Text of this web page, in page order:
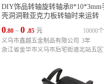
DIY饰品转轴旋转轴承8*10*3mm
壳洞洞鞋亚克力板转轴时来运转
0.80 ~ 0 .85 元
10000
义乌市鑫越五金制品有限公司 3年